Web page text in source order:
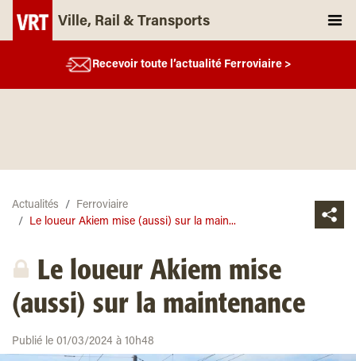
Ville, Rail & Transports
Recevoir toute l’actualité Ferroviaire >
Actualités
Ferroviaire
Le loueur Akiem mise (aussi) sur la main...
Le loueur Akiem mise
(aussi) sur la maintenance
Publié le 01/03/2024 à 10h48